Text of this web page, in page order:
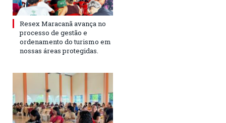
Resex Maracanã avança no
processo de gestão e
ordenamento do turismo em
nossas áreas protegidas.